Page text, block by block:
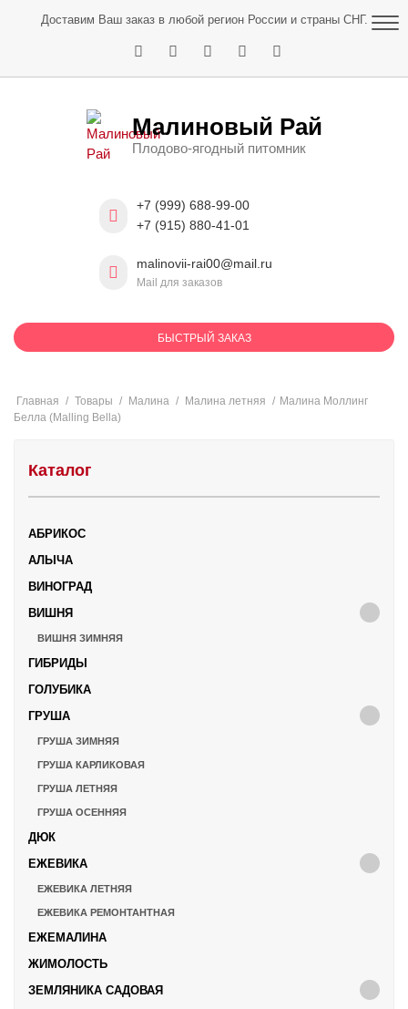
Доставим Ваш заказ в любой регион России и страны СНГ.
Малиновый Рай
Плодово-ягодный питомник
+7 (999) 688-99-00
+7 (915) 880-41-01
malinovii-rai00@mail.ru
Mail для заказов
БЫСТРЫЙ ЗАКАЗ
Главная / Товары / Малина / Малина летняя / Малина Моллинг
Белла (Malling Bella)
Каталог
АБРИКОС
АЛЫЧА
ВИНОГРАД
ВИШНЯ
ВИШНЯ ЗИМНЯЯ
ГИБРИДЫ
ГОЛУБИКА
ГРУША
ГРУША ЗИМНЯЯ
ГРУША КАРЛИКОВАЯ
ГРУША ЛЕТНЯЯ
ГРУША ОСЕННЯЯ
ДЮК
ЕЖЕВИКА
ЕЖЕВИКА ЛЕТНЯЯ
ЕЖЕВИКА РЕМОНТАНТНАЯ
ЕЖЕМАЛИНА
ЖИМОЛОСТЬ
ЗЕМЛЯНИКА САДОВАЯ